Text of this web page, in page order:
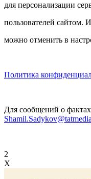
для персонализации
пользователей сайтом.
можно отменить в
Политика
Для сообщений о
2
X